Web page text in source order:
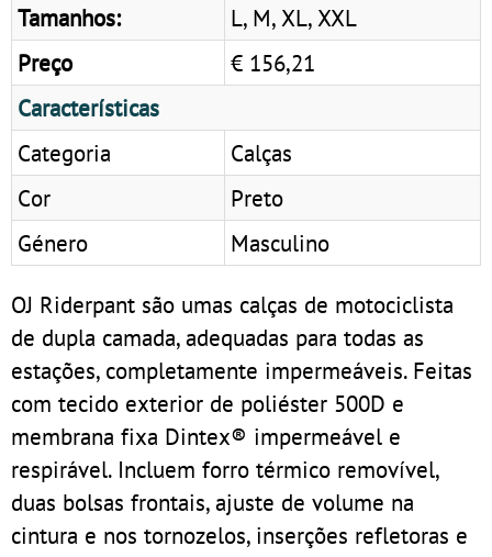
Tamanhos:
L, M, XL, XXL
Preço
€ 156,21
Características
Categoria
Calças
Cor
Preto
Género
Masculino
OJ Riderpant são umas calças de motociclista
de dupla camada, adequadas para todas as
estações, completamente impermeáveis. Feitas
com tecido exterior de poliéster 500D e
membrana fixa Dintex® impermeável e
respirável. Incluem forro térmico removível,
duas bolsas frontais, ajuste de volume na
cintura e nos tornozelos, inserções refletoras e